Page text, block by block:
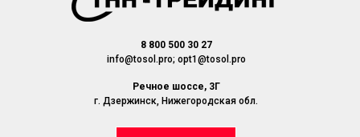
8 800 500 30 27
info@tosol.pro; opt1@tosol.pro
Речное шоссе, 3Г
г. Дзержинск, Нижегородская обл.